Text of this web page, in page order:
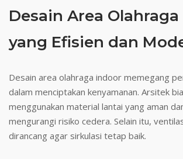
Desain Area
yang Efisien dan
Desain area olahraga indoor memegang
dalam menciptakan kenyamanan. Arsitek
menggunakan material lantai yang aman
mengurangi risiko cedera. Selain itu,
dirancang agar sirkulasi tetap baik.